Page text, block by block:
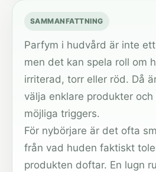
SAMMANFATTNING
Parfym i hudvård är inte
men det kan spela roll om
irriterad, torr eller röd. Då
välja enklare produkter
möjliga triggers.
För nybörjare är det ofta
från vad huden faktiskt
produkten doftar. En lugn